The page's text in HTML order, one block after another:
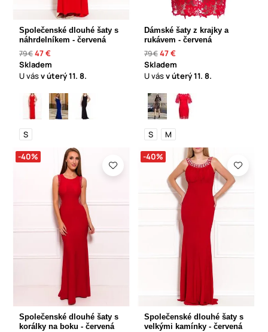
Společenské dlouhé šaty s
náhrdelníkem - červená
79 €47 €
Skladem
U vásv úterý11. 8.
S
Dámské šaty z krajky a
rukávem - červená
79 €47 €
Skladem
U vásv úterý11. 8.
S M
-40%
Společenské dlouhé šaty s
korálky na boku - červená
-40%
Společenské dlouhé šaty s
velkými kamínky - červená